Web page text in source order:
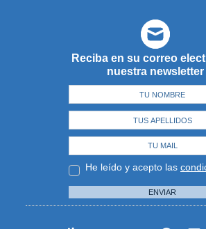
Reciba en su correo
nuestra newsletter
He leído y acepto las
ENVIAR